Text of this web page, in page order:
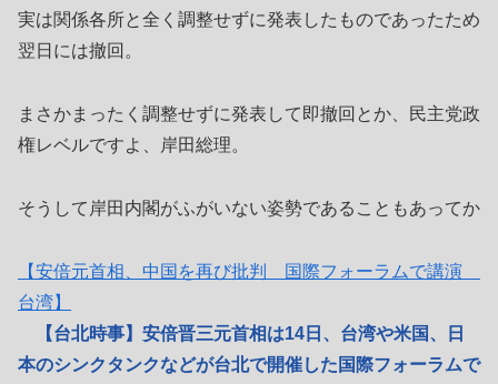
実は関係各所と全く調整せずに発表したものであったため
翌日には撤回。
まさかまったく調整せずに発表して即撤回とか、民主党政
権レベルですよ、岸田総理。
そうして岸田内閣がふがいない姿勢であることもあってか
【安倍元首相、中国を再び批判 国際フォーラムで講演
台湾】
【台北時事】安倍晋三元首相は14日、台湾や米国、日
本のシンクタンクなどが台北で開催した国際フォーラムで